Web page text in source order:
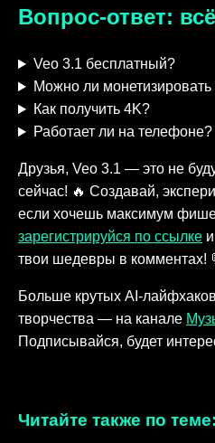
Вопрос-ответ:
Veo 3.1 бесплатный?
Можно ли монетизировать
Как получить 4K?
Работает ли на телефоне?
Друзья, Veo 3.1 — это не
сейчас! 🔥 Создавай,
если хочешь максимум
зарегистрируйся по ссылке
твои шедевры в комментах!
Больше крутых AI-
творчества — на канале
Подписывайся, будет
Читайте также по теме: